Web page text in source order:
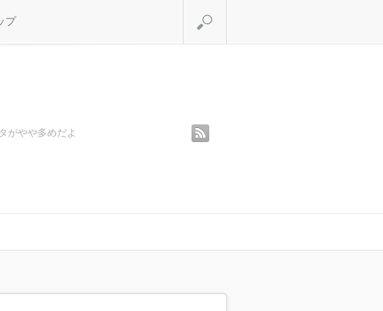
プ
がやや多めだよ